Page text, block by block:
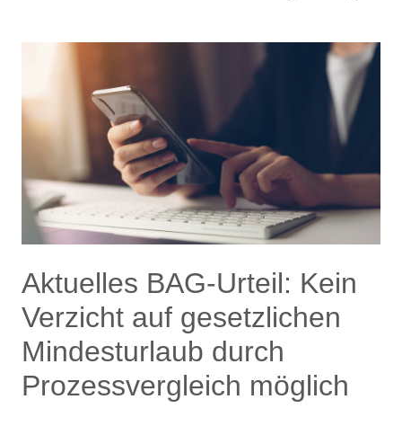
Aktuelles BAG-Urteil: Kein
Verzicht auf gesetzlichen
Mindesturlaub durch
Prozessvergleich möglich